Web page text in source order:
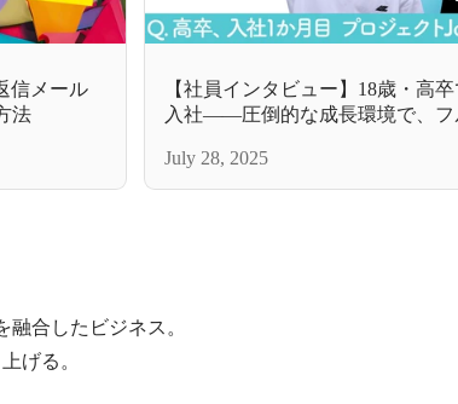
信メール
法
【社員インタビュー】18歳・高
入社——圧倒的な成長環境で、フ
クトへ参画
July 28, 2025
合したビジネス。